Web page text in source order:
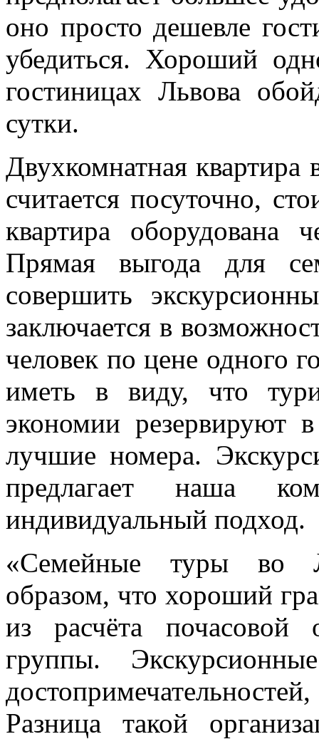
оно просто дешевле
убедиться. Хороший
гостиницах Львова
сутки.
Двухкомнатная квартира
считается посуточно,
квартира оборудована
Прямая выгода для
совершить
заключается в
человек по цене одного
иметь в виду, что
экономии резервируют
лучшие номера.
предлагает наша
индивидуальный подход.
«Семейные туры во
образом, что хороший
из расчёта почасовой
группы.
Разница такой